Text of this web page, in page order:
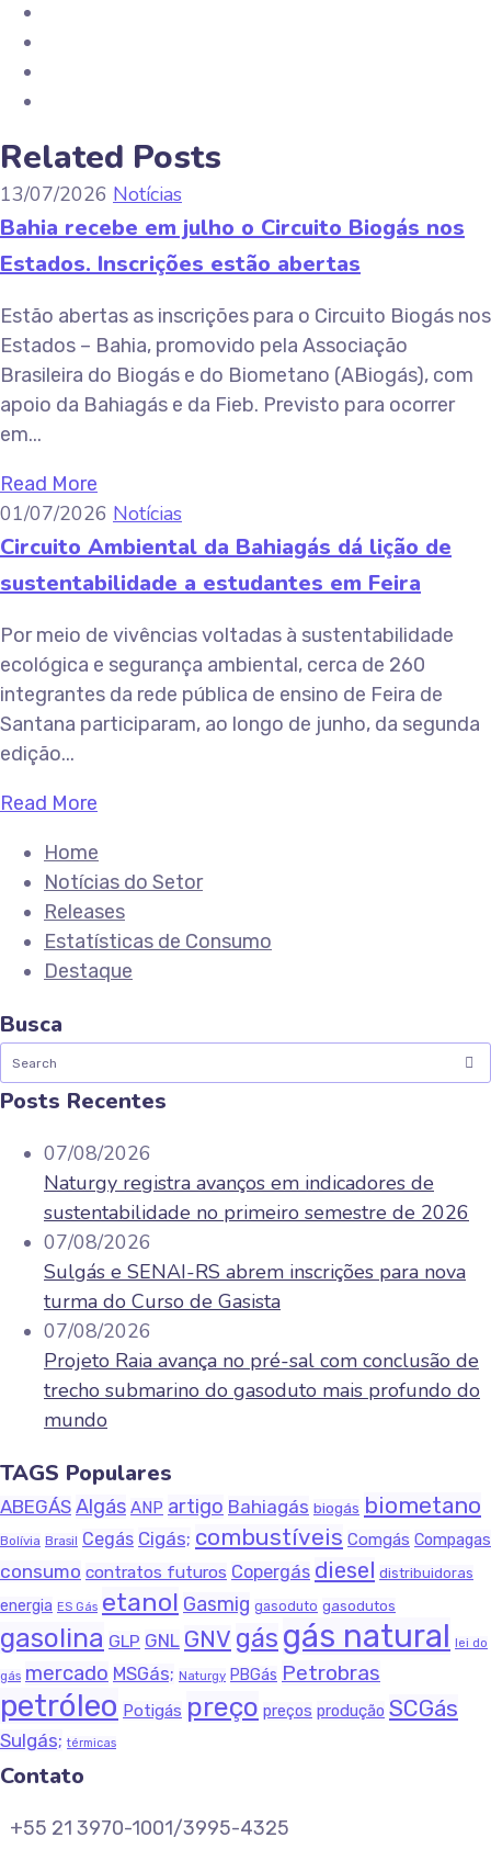
Related Posts
13/07/2026 Notícias
Bahia recebe em julho o Circuito Biogás nos
Estados. Inscrições estão abertas
Estão abertas as inscrições para o Circuito Biogás nos
Estados – Bahia, promovido pela Associação
Brasileira do Biogás e do Biometano (ABiogás), com
apoio da Bahiagás e da Fieb. Previsto para ocorrer
em...
Read More
01/07/2026 Notícias
Circuito Ambiental da Bahiagás dá lição de
sustentabilidade a estudantes em Feira
Por meio de vivências voltadas à sustentabilidade
ecológica e segurança ambiental, cerca de 260
integrantes da rede pública de ensino de Feira de
Santana participaram, ao longo de junho, da segunda
edição...
Read More
Home
Notícias do Setor
Releases
Estatísticas de Consumo
Destaque
Busca
Posts Recentes
07/08/2026
Naturgy registra avanços em indicadores de
sustentabilidade no primeiro semestre de 2026
07/08/2026
Sulgás e SENAI-RS abrem inscrições para nova
turma do Curso de Gasista
07/08/2026
Projeto Raia avança no pré-sal com conclusão de
trecho submarino do gasoduto mais profundo do
mundo
TAGS Populares
ABEGÁS Algás ANP artigo Bahiagás biogás biometano
Bolívia Brasil Cegás Cigás; combustíveis Comgás Compagas
consumo contratos futuros Copergás diesel distribuidoras
energia ES Gás etanol Gasmig gasoduto gasodutos
gasolina GLP GNL GNV gás gás natural lei do
gás mercado MSGás; Naturgy PBGás Petrobras
petróleo Potigás preço preços produção SCGás
Sulgás; térmicas
Contato
+55 21 3970-1001/3995-4325